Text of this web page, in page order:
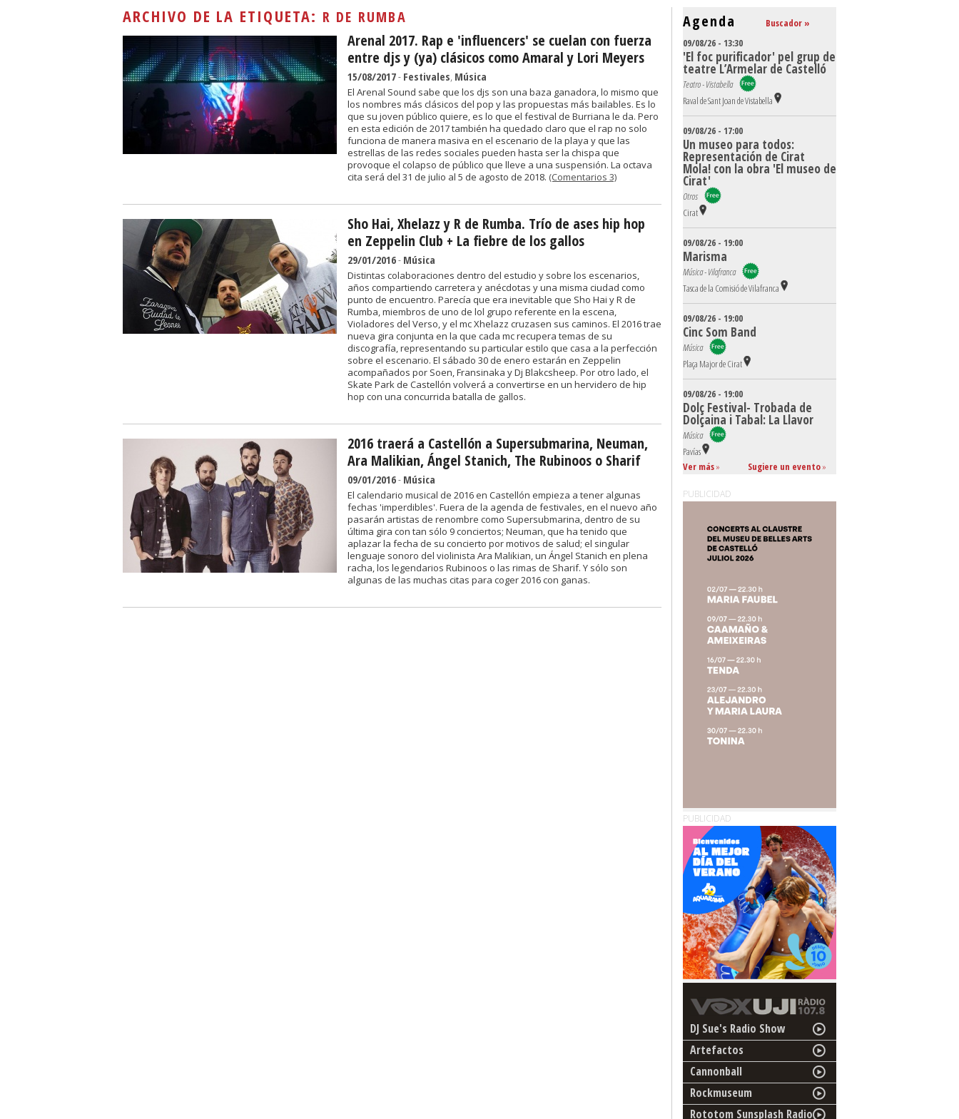
ARCHIVO DE LA ETIQUETA: R DE RUMBA
Arenal 2017. Rap e 'influencers' se cuelan con fuerza
entre djs y (ya) clásicos como Amaral y Lori Meyers
15/08/2017- Festivales, Música
El Arenal Sound sabe que los djs son una baza ganadora, lo mismo que
los nombres más clásicos del pop y las propuestas más bailables. Es lo
que su joven público quiere, es lo que el festival de Burriana le da. Pero
en esta edición de 2017 también ha quedado claro que el rap no solo
funciona de manera masiva en el escenario de la playa y que las
estrellas de las redes sociales pueden hasta ser la chispa que
provoque el colapso de público que lleve a una suspensión. La octava
cita será del 31 de julio al 5 de agosto de 2018. (Comentarios 3)
Sho Hai, Xhelazz y R de Rumba. Trío de ases hip hop
en Zeppelin Club + La fiebre de los gallos
29/01/2016- Música
Distintas colaboraciones dentro del estudio y sobre los escenarios,
años compartiendo carretera y anécdotas y una misma ciudad como
punto de encuentro. Parecía que era inevitable que Sho Hai y R de
Rumba, miembros de uno de lol grupo referente en la escena,
Violadores del Verso, y el mc Xhelazz cruzasen sus caminos. El 2016 trae
nueva gira conjunta en la que cada mc recupera temas de su
discografía, representando su particular estilo que casa a la perfección
sobre el escenario. El sábado 30 de enero estarán en Zeppelin
acompañados por Soen, Fransinaka y Dj Blakcsheep. Por otro lado, el
Skate Park de Castellón volverá a convertirse en un hervidero de hip
hop con una concurrida batalla de gallos.
2016 traerá a Castellón a Supersubmarina, Neuman,
Ara Malikian, Ángel Stanich, The Rubinoos o Sharif
09/01/2016- Música
El calendario musical de 2016 en Castellón empieza a tener algunas
fechas 'imperdibles'. Fuera de la agenda de festivales, en el nuevo año
pasarán artistas de renombre como Supersubmarina, dentro de su
última gira con tan sólo 9 conciertos; Neuman, que ha tenido que
aplazar la fecha de su concierto por motivos de salud; el singular
lenguaje sonoro del violinista Ara Malikian, un Ángel Stanich en plena
racha, los legendarios Rubinoos o las rimas de Sharif. Y sólo son
algunas de las muchas citas para coger 2016 con ganas.
Agenda
Buscador »
09/08/26 - 13:30
'El foc purificador' pel grup de
teatre L’Armelar de Castelló
Teatro - Vistabella
Raval de Sant Joan de Vistabella
09/08/26 - 17:00
Un museo para todos:
Representación de Cirat
Mola! con la obra 'El museo de
Cirat'
Otros
Cirat
09/08/26 - 19:00
Marisma
Música - Vilafranca
Tasca de la Comisió de Vilafranca
09/08/26 - 19:00
Cinc Som Band
Música
Plaça Major de Cirat
09/08/26 - 19:00
Dolç Festival- Trobada de
Dolçaina i Tabal: La Llavor
Música
Pavías
Ver más» Sugiere un evento»
PUBLICIDAD
PUBLICIDAD
DJ Sue's Radio Show
Artefactos
Cannonball
Rockmuseum
Rototom Sunsplash Radio